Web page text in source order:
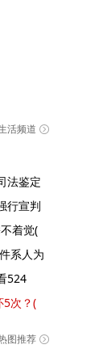
活频道
法鉴定
行宣判
着觉(
系人为
524
5次？(
图推荐